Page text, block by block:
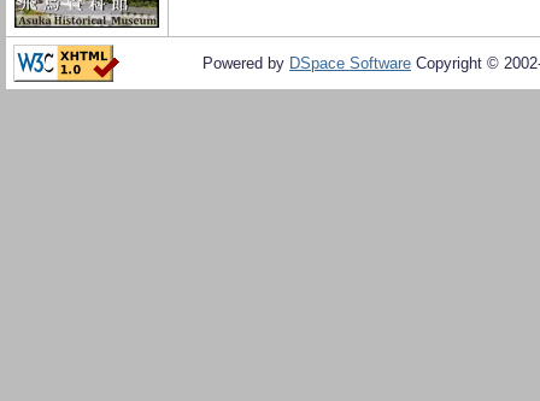
Powered by DSpace Software Copyright ©